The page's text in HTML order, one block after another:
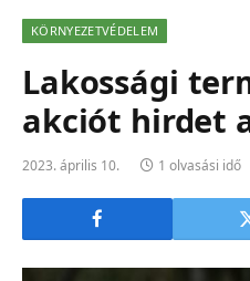
KÖRNYEZETVÉDELEM
Lakossági
akciót hirdet
2023. április 10. 1 olvasási idő